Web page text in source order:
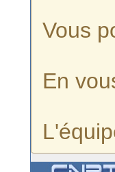
Vous
En